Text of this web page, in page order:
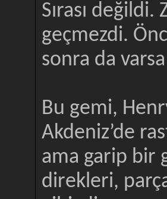
Sırası
geçmezdi.
sonra da
Bu gemi,
Akdeniz’de
ama garip bir
direkleri,